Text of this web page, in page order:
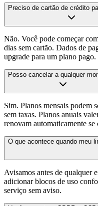
Preciso de cartão de crédito
Não. Você pode começar
dias sem cartão. Dados de
upgrade para um plano pago.
Posso cancelar a qualquer
Sim. Planos mensais podem
sem taxas. Planos anuais
renovam automaticamente se
O que acontece quando meu
Avisamos antes de qualquer
adicionar blocos de uso
serviço sem aviso.